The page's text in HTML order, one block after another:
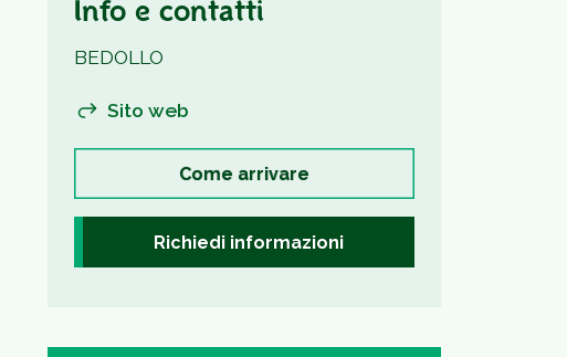
Info e contatti
BEDOLLO
Sito web
Come arrivare
Richiedi informazioni